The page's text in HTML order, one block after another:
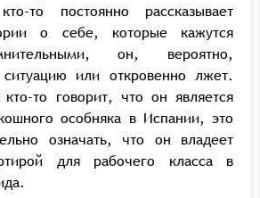
то постоянно рассказывает
о себе, которые кажутся
он, вероятно,
ситуацию или откровенно лжет.
то говорит, что он является
особняка в Испании, это
означать, что он владеет
для рабочего класса в